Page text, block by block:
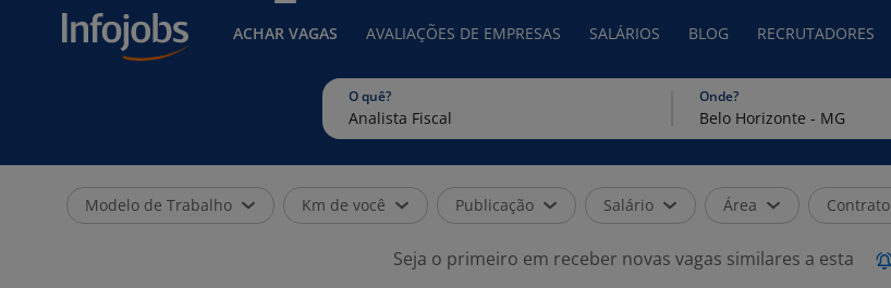
ACHAR VAGAS AVALIAÇÕES DE EMPRESAS SALÁRIOS BLOG RECRUTADORES
O quê? Onde?
Modelo de Trabalho Km de você Publicação Salário Área Contrato
Seja o primeiro em receber novas vagas similares a esta